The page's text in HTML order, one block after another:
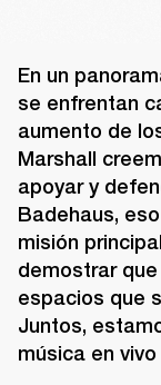
En un
se enfrentan
aumento de
Marshall
apoyar y
Badehaus,
misión
demostrar
espacios que
Juntos,
música en vivo